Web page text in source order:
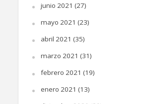
junio 2021 (27)
mayo 2021 (23)
abril 2021 (35)
marzo 2021 (31)
febrero 2021 (19)
enero 2021 (13)